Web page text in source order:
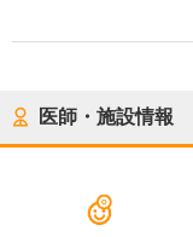
医師・施設情報